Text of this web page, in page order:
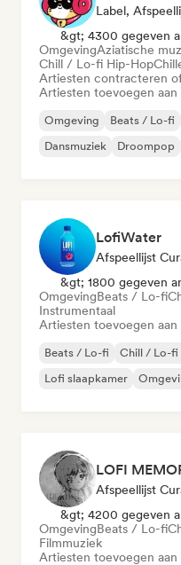
Label,
&gt; 4300 gegeven
OmgevingAziatische
Chill / Lo-fi Hip-Hop
Artiesten contracteren
Artiesten toevoegen
Omgeving Beats / Lo-fi
Dansmuziek
Droompop
LofiWater
Afspeellijst
&gt; 1800 gegeven
OmgevingBeats / Lo-fi
Instrumentaal
Artiesten toevoegen
Beats / Lo-fi Chill / Lo-fi
Lofi slaapkamer
LOFI
Afspeellijst
&gt; 4200 gegeven
OmgevingBeats / Lo-fi
Filmmuziek
Artiesten toevoegen